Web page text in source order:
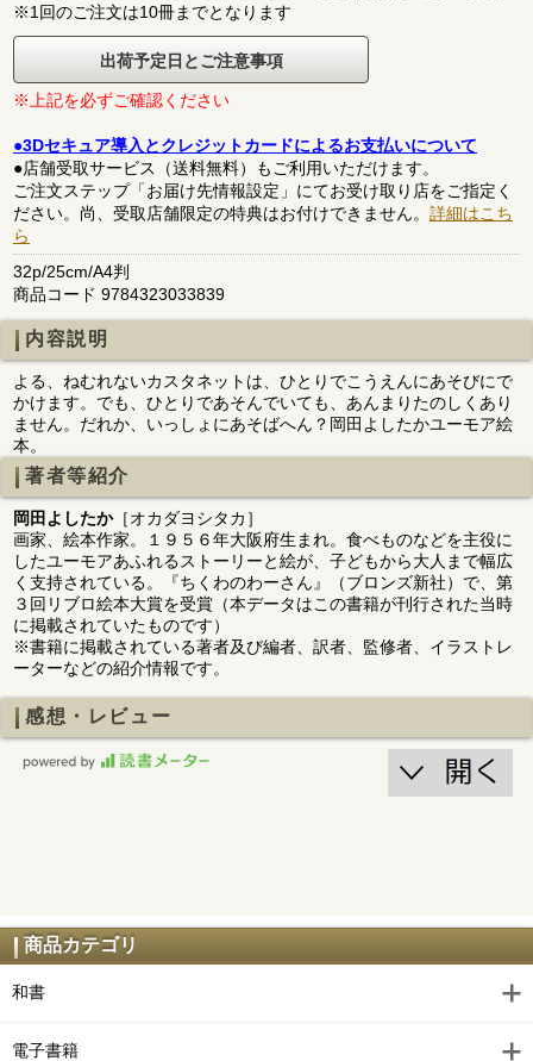
※1回のご注文は10冊までとなります
出荷予定日とご注意事項
※上記を必ずご確認ください
●3Dセキュア導入とクレジットカードによるお支払いについて
●店舗受取サービス（送料無料）もご利用いただけます。
ご注文ステップ「お届け先情報設定」にてお受け取り店をご指定く
ださい。尚、受取店舗限定の特典はお付けできません。 詳細はこち
ら
32p/25cm/A4判
商品コード 9784323033839
内容説明
よる、ねむれないカスタネットは、ひとりでこうえんにあそびにで
かけます。でも、ひとりであそんでいても、あんまりたのしくあり
ません。だれか、いっしょにあそばへん？岡田よしたかユーモア絵
本。
著者等紹介
岡田よしたか［オカダヨシタカ］
画家、絵本作家。１９５６年大阪府生まれ。食べものなどを主役に
したユーモアあふれるストーリーと絵が、子どもから大人まで幅広
く支持されている。『ちくわのわーさん』（ブロンズ新社）で、第
３回リブロ絵本大賞を受賞（本データはこの書籍が刊行された当時
に掲載されていたものです）
※書籍に掲載されている著者及び編者、訳者、監修者、イラストレ
ーターなどの紹介情報です。
感想・レビュー
商品カテゴリ
和書
電子書籍